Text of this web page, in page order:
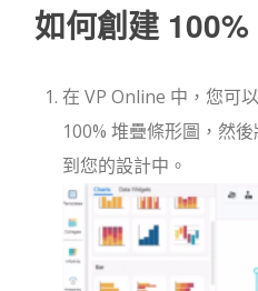
如何創建
在 VP Online 中，您可
100% 堆疊條形圖，然
到您的設計中。